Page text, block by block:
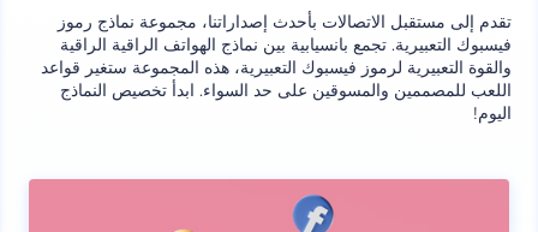
تقدم إلى مستقبل الاتصالات بأحدث إصداراتنا، مجموعة نماذج رموز
فيسبوك التعبيرية. تجمع بانسيابية بين نماذج الهواتف الراقية الراقية
والقوة التعبيرية لرموز فيسبوك التعبيرية، هذه المجموعة ستغير قواعد
اللعب للمصممين والمسوقين على حد السواء. ابدأ تخصيص النماذج
اليوم!